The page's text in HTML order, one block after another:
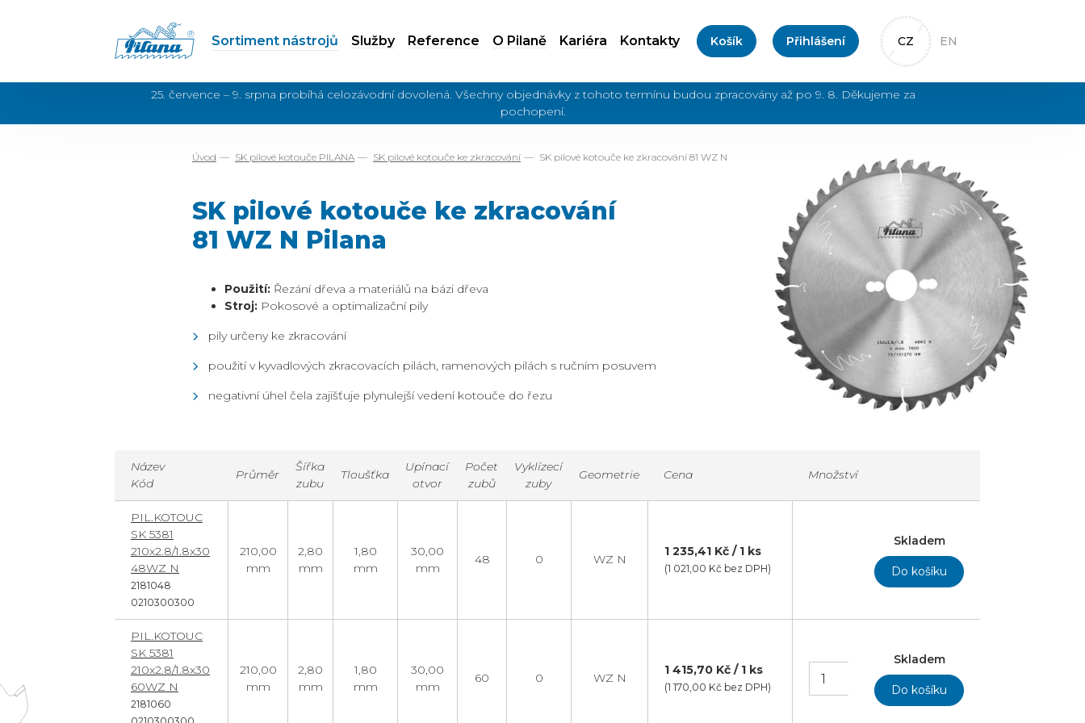
25. července – 9. srpna probíhá celozávodní dovolená. Všechny objednávky z tohoto termínu budou zpracovány až po 9. 8. Děkujeme za
pochopení.
Sortiment nástrojů Služby Reference O Pilaně Kariéra Kontakty Košík Přihlášení CZ EN
Úvod SK pilové kotouče PILANA SK pilové kotouče ke zkracování SK pilové kotouče ke zkracování 81 WZ N
SK pilové kotouče ke zkracování
81 WZ N Pilana
Použití: Řezání dřeva a materiálů na bázi dřeva
Stroj: Pokosové a optimalizační pily
pily určeny ke zkracování
použití v kyvadlových zkracovacích pilách, ramenových pilách s ručním posuvem
negativní úhel čela zajišťuje plynulejší vedení kotouče do řezu
Název
Kód
Průměr
Šířka
zubu
Tloušťka
Upínací
otvor
Počet
zubů
Vyklízecí
zuby
Geometrie Cena Množství
PIL.KOTOUC
SK 5381
210x2.8/1.8x30
48WZ N
2181048
0210300300
210,00
mm
2,80
mm
1,80
mm
30,00
mm
48 0 WZ N
1 235,41 Kč / 1 ks
(1 021,00 Kč bez DPH)
Skladem
PIL.KOTOUC
SK 5381
210x2.8/1.8x30
60WZ N
2181060
210,00
mm
2,80
mm
1,80
mm
30,00
mm
60 0 WZ N
1 415,70 Kč / 1 ks
(1 170,00 Kč bez DPH)
Skladem